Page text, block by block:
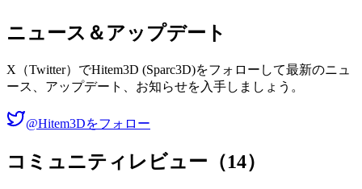
ニュース＆アップデート
X（Twitter）でHitem3D (Sparc3D)をフォローして最新のニュ
ース、アップデート、お知らせを入手しましょう。
@Hitem3Dをフォロー
コミュニティレビュー（14）